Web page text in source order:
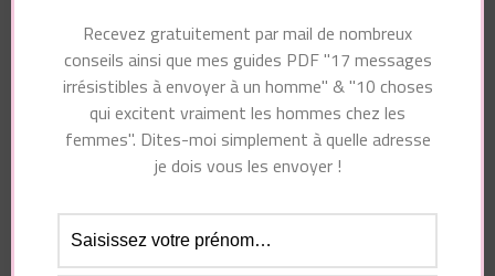
Comprendre un homme #4 : la
fidélité de sa compagne est très
importante
important pour un homme que pour une femme. Les
femmes, elles disent souvent : je veux que mon
Recevez gratuitement par mail de nombreux
conseils ainsi que mes guides PDF "17 messages
irrésistibles à envoyer à un homme" & "10 choses
qui excitent vraiment les hommes chez les
femmes". Dites-moi simplement à quelle adresse
je dois vous les envoyer !